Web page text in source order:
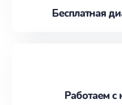
Бесплатная
Работаем